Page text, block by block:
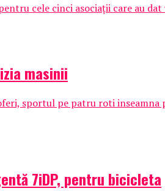
cele cinci asociații care au
masinii
sportul pe patru roti
7iDP, pentru bicicleta